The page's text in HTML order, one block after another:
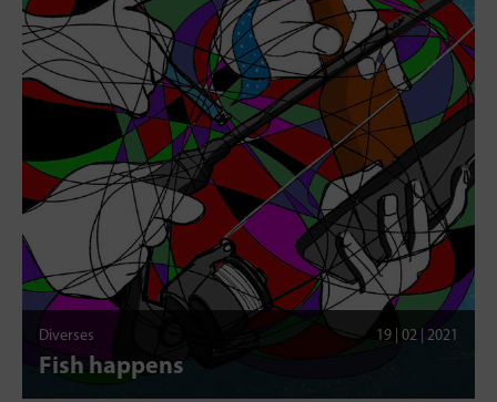
Diverses 19 | 02 | 2021
Fish happens